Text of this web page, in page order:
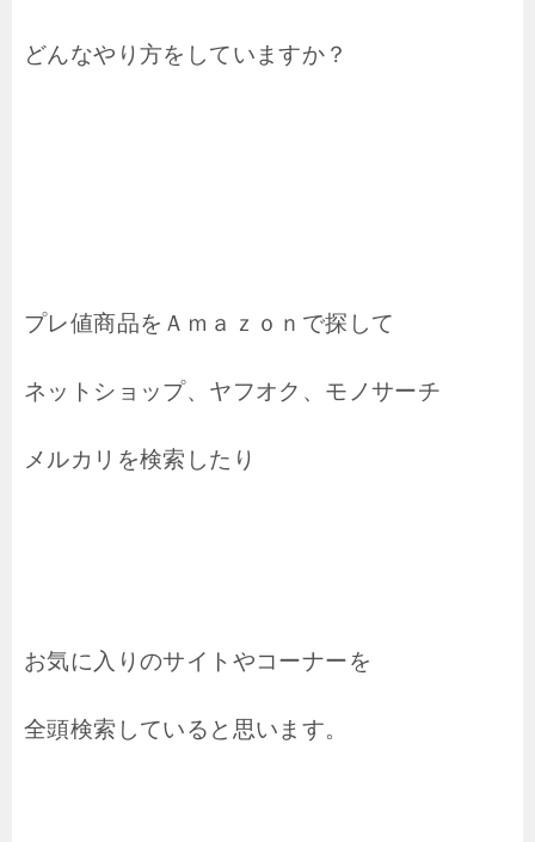
どんなやり方をしていますか？
プレ値商品をＡｍａｚｏｎで探して
ネットショップ、ヤフオク、モノサーチ
メルカリを検索したり
お気に入りのサイトやコーナーを
全頭検索していると思います。